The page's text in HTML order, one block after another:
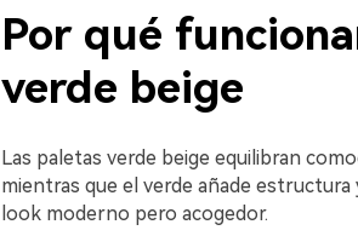
Por qué
verde beige
Las paletas verde beige equilibran
mientras que el verde añade
look moderno pero acogedor.